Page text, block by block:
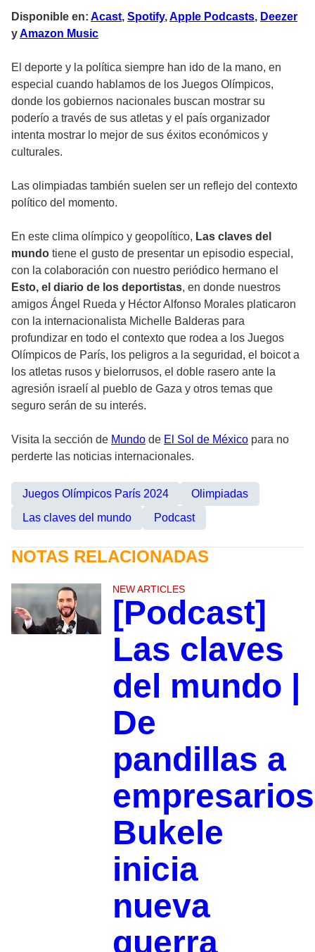
Disponible en: Acast, Spotify,Apple Podcasts, Deezer
yAmazon Music
El deporte y la política siempre han ido de la mano, en
especial cuando hablamos de los Juegos Olímpicos,
donde los gobiernos nacionales buscan mostrar su
poderío a través de sus atletas y el país organizador
intenta mostrar lo mejor de sus éxitos económicos y
culturales.
Las olimpiadas también suelen ser un reflejo del contexto
político del momento.
En este clima olímpico y geopolítico, Las claves del
mundo tiene el gusto de presentar un episodio especial,
con la colaboración con nuestro periódico hermano el
Esto, el diario de los deportistas, en donde nuestros
amigos Ángel Rueda y Héctor Alfonso Morales platicaron
con la internacionalista Michelle Balderas para
profundizar en todo el contexto que rodea a los Juegos
Olímpicos de París, los peligros a la seguridad, el boicot a
los atletas rusos y bielorrusos, el doble rasero ante la
agresión israelí al pueblo de Gaza y otros temas que
seguro serán de su interés.
Visita la sección de Mundo de El Sol de México para no
perderte las noticias internacionales.
Juegos Olímpicos París 2024
Olimpiadas
Las claves del mundo
Podcast
NOTAS RELACIONADAS
NEW ARTICLES
[Podcast]
Las claves
del mundo |
De
pandillas a
Bukele
inicia
nueva
guerra